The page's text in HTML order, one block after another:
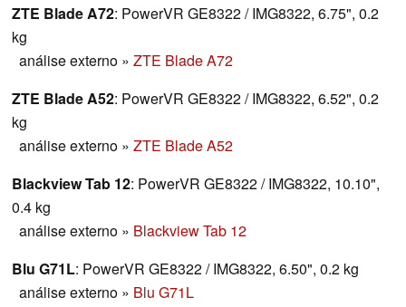
ZTE Blade A72: PowerVR GE8322 / IMG8322, 6.75", 0.2
kg
análise externo » ZTE Blade A72
ZTE Blade A52: PowerVR GE8322 / IMG8322, 6.52", 0.2
kg
análise externo » ZTE Blade A52
Blackview Tab 12: PowerVR GE8322 / IMG8322, 10.10",
0.4 kg
análise externo » Blackview Tab 12
Blu G71L: PowerVR GE8322 / IMG8322, 6.50", 0.2 kg
análise externo » Blu G71L